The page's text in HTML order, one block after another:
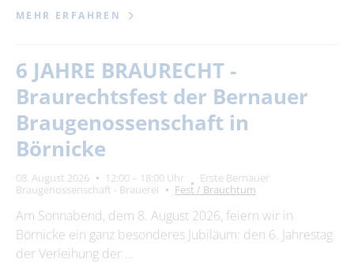
MEHR ERFAHREN
6 JAHRE BRAURECHT -
Braurechtsfest der Bernauer
Braugenossenschaft in
Börnicke
08. August 2026 12:00 – 18:00 Uhr
Erste Bernauer
Braugenossenschaft - Brauerei
Fest / Brauchtum
Am Sonnabend, dem 8. August 2026, feiern wir in
Börnicke ein ganz besonderes Jubiläum: den 6. Jahrestag
der Verleihung der …